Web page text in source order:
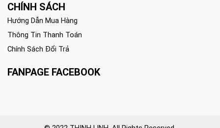
CHÍNH SÁCH
Hướng Dẫn Mua Hàng
Thông Tin Thanh Toán
Chính Sách Đổi Trả
FANPAGE FACEBOOK